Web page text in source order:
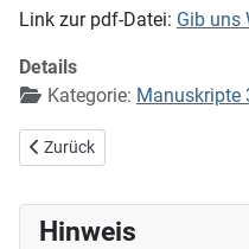
Link zur pdf-Datei: Gib uns
Details
Kategorie: Manuskripte
Vorheriger Beitrag: Gib uns
Zurück
Hinweis